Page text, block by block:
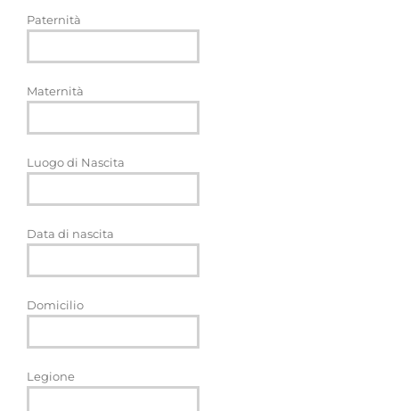
Paternità
Maternità
Luogo di Nascita
Data di nascita
Domicilio
Legione